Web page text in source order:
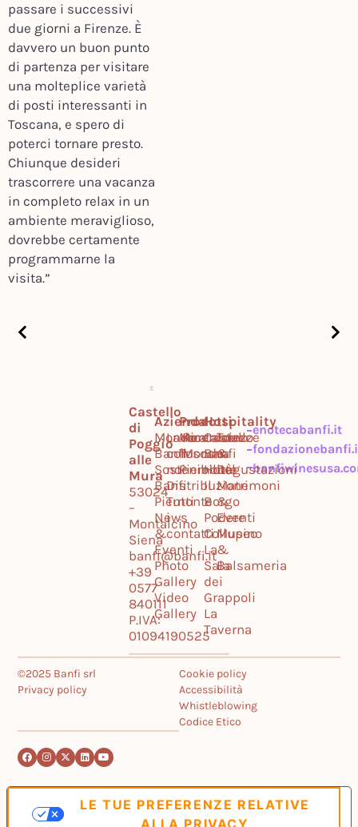
passare i successivi
due giorni a Firenze. È
davvero un buon punto
di partenza per visitare
una molteplice varietà
di posti interessanti in
Toscana, e spero di
poterci tornare presto.
Chiunque desideri
trascorrere una vacanza
in completo relax in un
ambiente meraviglioso,
dovrebbe certamente
programmarne la
visita.”
Castello
di
Poggio
alle
Mura
53024
–
Montalcino
Siena
banfi@banfi.it
+39
0577
840111
P.IVA:
01094190525
Azienda
Mondo
Banfi
Sostenibilità
Banfi
Piemonte
News
&
Eventi
Photo
Gallery
Video
Gallery
Lavora
con
noi
Distribuzione
Tutti
i
contatti
Prodotti
Montalcino
Toscana
Piemonte
Ricercatezze
Mondo
Hospitality
Castello
Banfi
Hotel
Il
Borgo
Podere
Collupino
La
Sala
dei
Grappoli
La
Taverna
Tour
&
Degustazioni
Matrimoni
&
Eventi
Museo
&
Balsameria
enotecabanfi.it
©2025 Banfi srl
Privacy policy
Cookie policy
Accessibilità
Whistleblowing
Codice Etico
LE TUE PREFERENZE RELATIVE
ALLA PRIVACY